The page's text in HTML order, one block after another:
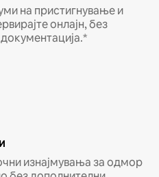
на пристигнување и
онлајн, без
изнајмувања за одмор